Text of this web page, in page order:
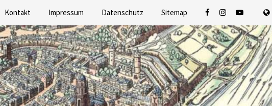
Kontakt Impressum Datenschutz Sitemap